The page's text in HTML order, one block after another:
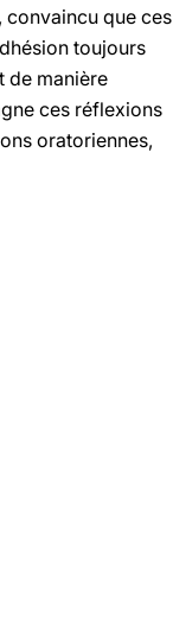
convaincu que ces
toujours
de manière
ces réflexions
oratoriennes,